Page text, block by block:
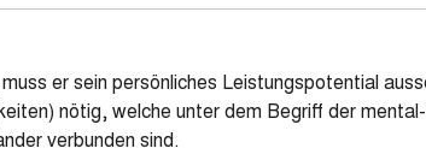
er sein persönliches Leistungspotential
nötig, welche unter dem Begriff der
verbunden sind.